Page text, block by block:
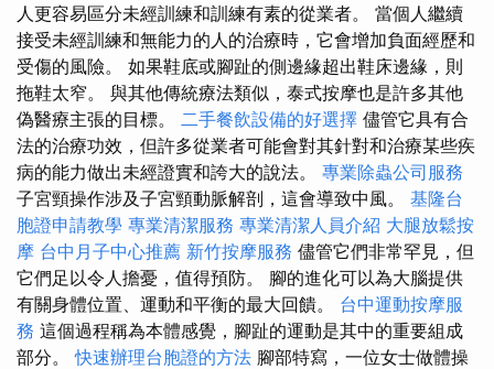
人更容易區分未經訓練和訓練有素的從業者。 當個人繼續
接受未經訓練和無能力的人的治療時，它會增加負面經歷和
受傷的風險。 如果鞋底或腳趾的側邊緣超出鞋床邊緣，則
拖鞋太窄。 與其他傳統療法類似，泰式按摩也是許多其他
偽醫療主張的目標。 二手餐飲設備的好選擇 儘管它具有合
法的治療功效，但許多從業者可能會對其針對和治療某些疾
病的能力做出未經證實和誇大的說法。 專業除蟲公司服務
子宮頸操作涉及子宮頸動脈解剖，這會導致中風。 基隆台
胞證申請教學 專業清潔服務 專業清潔人員介紹 大腿放鬆按
摩 台中月子中心推薦 新竹按摩服務 儘管它們非常罕見，但
它們足以令人擔憂，值得預防。 腳的進化可以為大腦提供
有關身體位置、運動和平衡的最大回饋。 台中運動按摩服
務 這個過程稱為本體感覺，腳趾的運動是其中的重要組成
部分。快速辦理台胞證的方法 腳部特寫，一位女士做體操